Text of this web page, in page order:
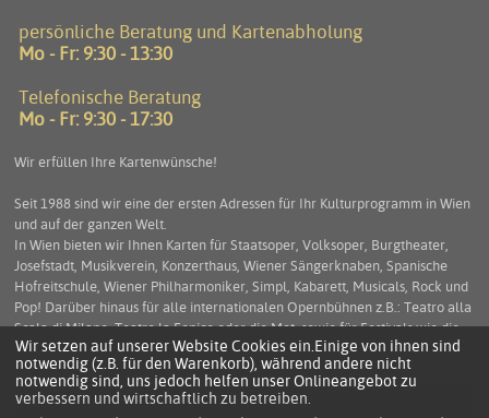
persönliche Beratung und Kartenabholung
Mo - Fr: 9:30 - 13:30
Telefonische Beratung
Mo - Fr: 9:30 - 17:30
Wir erfüllen Ihre Kartenwünsche!
Seit 1988 sind wir eine der ersten Adressen für Ihr Kulturprogramm in Wien
und auf der ganzen Welt.
In Wien bieten wir Ihnen Karten für Staatsoper, Volksoper, Burgtheater,
Josefstadt, Musikverein, Konzerthaus, Wiener Sängerknaben, Spanische
Hofreitschule, Wiener Philharmoniker, Simpl, Kabarett, Musicals, Rock und
Pop! Darüber hinaus für alle internationalen Opernbühnen z.B.: Teatro alla
Scala di Milano, Teatro la Fenice oder die Met, sowie für Festivals wie die
Salzburger Festspiele, die Arena di Verona und viele mehr. Service und
Beratung stehen an erster Stelle um Ihnen einen unbeschwerten
Kulturgenuss zu ermöglichen.
Wir setzen auf unserer Website Cookies ein.Einige von ihnen sind
notwendig (z.B. für den Warenkorb), während andere nicht
notwendig sind, uns jedoch helfen unser Onlineangebot zu
verbessern und wirtschaftlich zu betreiben.